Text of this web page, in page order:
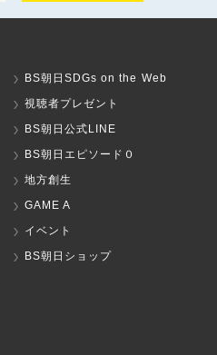
BS朝日SDGs on the Web
視聴者プレゼント
BS朝日公式LINE
BS朝日エピソード０
地方創生
GAME A
イベント
BS朝日ショップ